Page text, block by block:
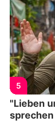
5
"Lieben